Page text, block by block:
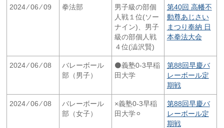
2024 ⁄ 06 ⁄ 09 拳法部
男子級の部個
人戦１位(ソー
ナイン)、男子
級の部個人戦
４位(澁沢賢)
第40回 高幡不
動尊あじさい
まつり奉納 日
本拳法大会
2024 ⁄ 06 ⁄ 08
バレーボール
部（男子）
⚫️義塾0-3早稲
田大学
第88回早慶バ
レーボール定
期戦
2024 ⁄ 06 ⁄ 08
バレーボール
部（女子）
×義塾0-3早稲
田大学⚪︎
第88回早慶バ
レーボール定
期戦